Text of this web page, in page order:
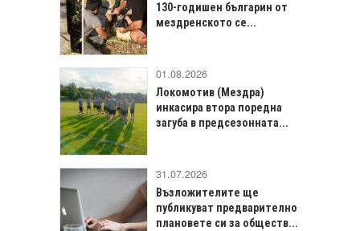
130-годишен българин от
мездренското се...
01.08.2026
Локомотив (Мездра)
инкасира втора поредна
загуба в предсезонната...
31.07.2026
Възложителите ще
публикуват предварително
плановете си за обществ...